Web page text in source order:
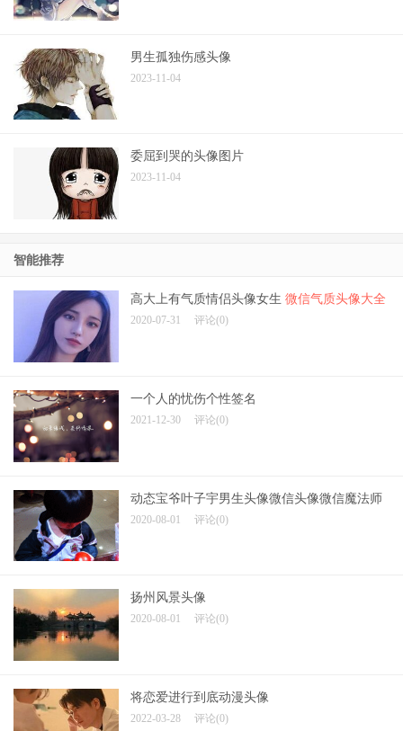
男生孤独伤感头像
2023-11-04
委屈到哭的头像图片
2023-11-04
智能推荐
高大上有气质情侣头像女生 微信气质头像大全
2020-07-31 评论(0)
一个人的忧伤个性签名
2021-12-30 评论(0)
动态宝爷叶子宇男生头像微信头像微信魔法师
2020-08-01 评论(0)
扬州风景头像
2020-08-01 评论(0)
将恋爱进行到底动漫头像
2022-03-28 评论(0)